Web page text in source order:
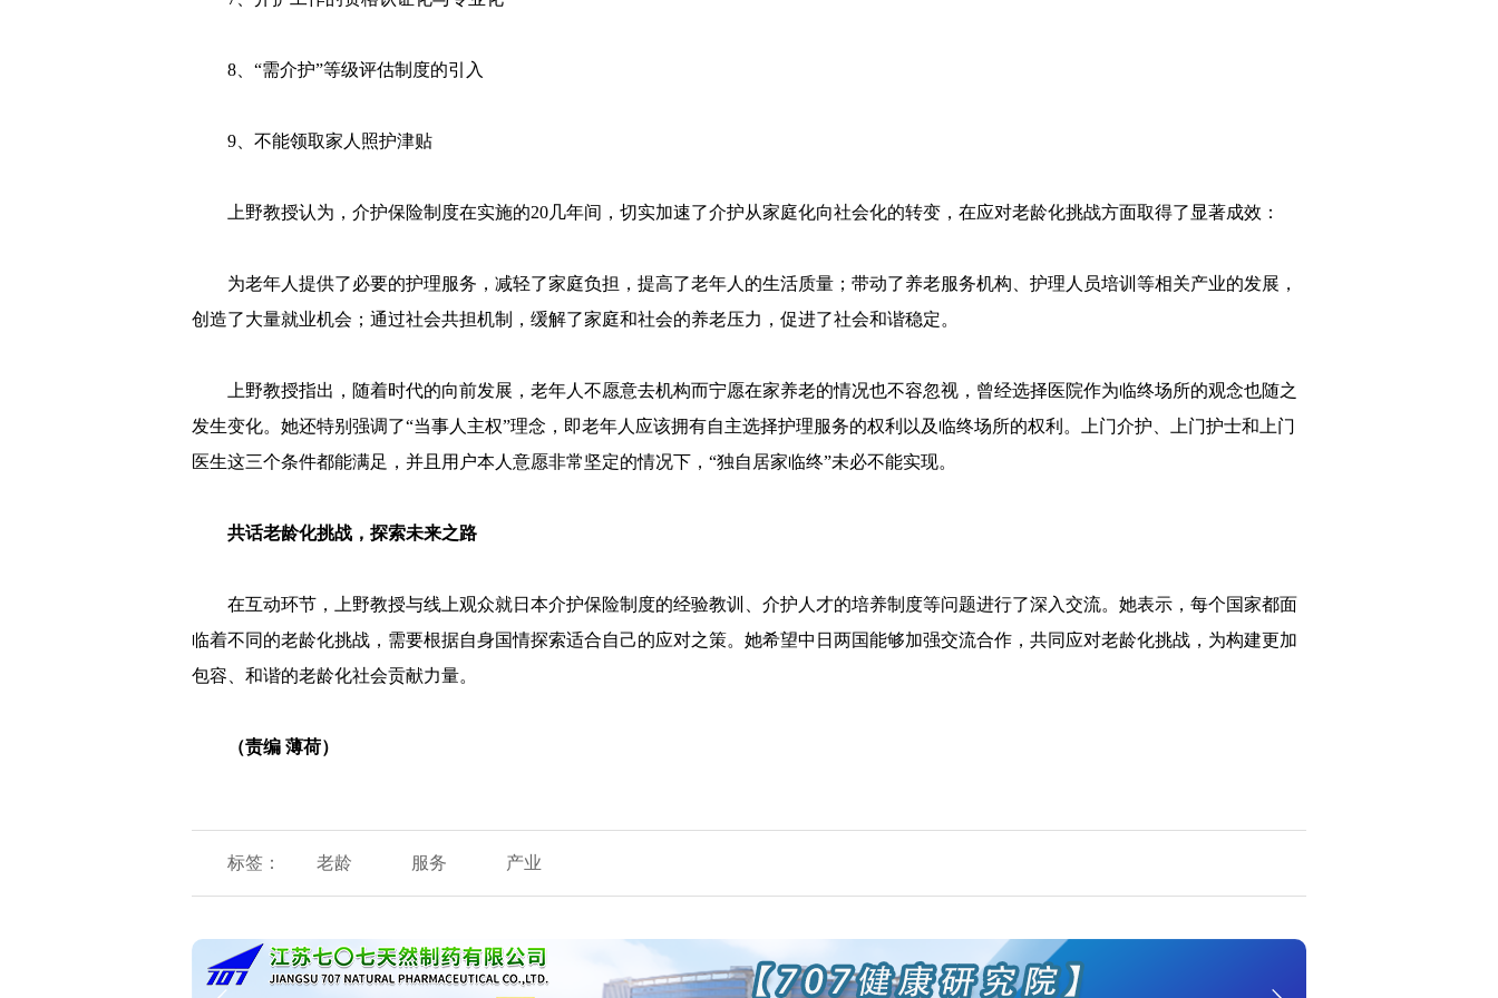
8、“需介护”等级评估制度的引入
9、不能领取家人照护津贴
上野教授认为，介护保险制度在实施的20几年间，切实加速了介护从家庭化向社会化的转变，在应对老龄化挑战方面取得了显著成效：
为老年人提供了必要的护理服务，减轻了家庭负担，提高了老年人的生活质量；带动了养老服务机构、护理人员培训等相关产业的发展，
创造了大量就业机会；通过社会共担机制，缓解了家庭和社会的养老压力，促进了社会和谐稳定。
上野教授指出，随着时代的向前发展，老年人不愿意去机构而宁愿在家养老的情况也不容忽视，曾经选择医院作为临终场所的观念也随之
发生变化。她还特别强调了“当事人主权”理念，即老年人应该拥有自主选择护理服务的权利以及临终场所的权利。上门介护、上门护士和上门
医生这三个条件都能满足，并且用户本人意愿非常坚定的情况下，“独自居家临终”未必不能实现。
共话老龄化挑战，探索未来之路
在互动环节，上野教授与线上观众就日本介护保险制度的经验教训、介护人才的培养制度等问题进行了深入交流。她表示，每个国家都面
临着不同的老龄化挑战，需要根据自身国情探索适合自己的应对之策。她希望中日两国能够加强交流合作，共同应对老龄化挑战，为构建更加
包容、和谐的老龄化社会贡献力量。
（责编 薄荷）
标签： 老龄 服务 产业